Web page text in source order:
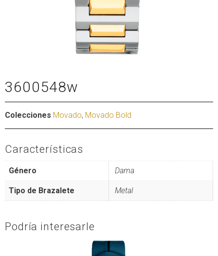
3600548w
Colecciones Movado, Movado Bold
Características
Género Dama
Tipo de Brazalete Metal
Podría interesarle